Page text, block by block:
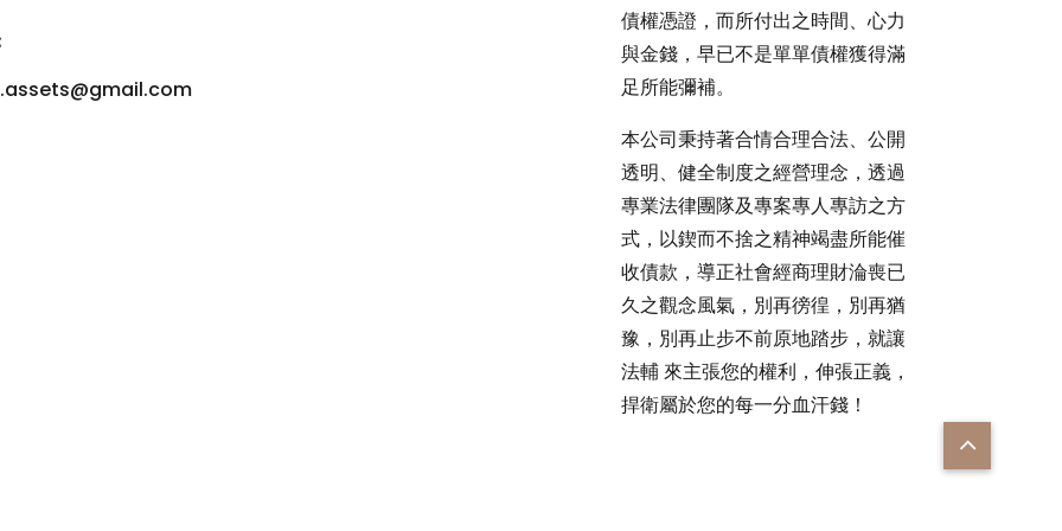
債權憑證，而所付出之時間、心力
與金錢，早已不是單單債權獲得滿
足所能彌補。
本公司秉持著合情合理合法、公開
透明、健全制度之經營理念，透過
專業法律團隊及專案專人專訪之方
式，以鍥而不捨之精神竭盡所能催
收債款，導正社會經商理財淪喪已
久之觀念風氣，別再徬徨，別再猶
豫，別再止步不前原地踏步，就讓
法輔 來主張您的權利，伸張正義，
捍衛屬於您的每一分血汗錢！